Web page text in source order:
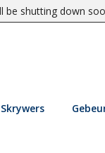
shutting down
Skrywers